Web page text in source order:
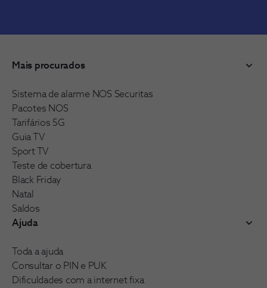
Mais procurados
Sistema de alarme NOS Securitas
Pacotes NOS
Tarifários 5G
Guia TV
Sport TV
Teste de cobertura
Black Friday
Natal
Saldos
Ajuda
Toda a ajuda
Consultar o PIN e PUK
Dificuldades com a internet fixa